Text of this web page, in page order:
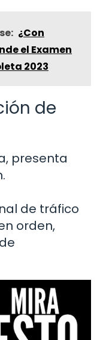
¿Con
el Examen
2023
de
presenta
de tráfico
orden,